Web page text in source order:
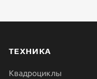
ТЕХНИКА
Квадроциклы